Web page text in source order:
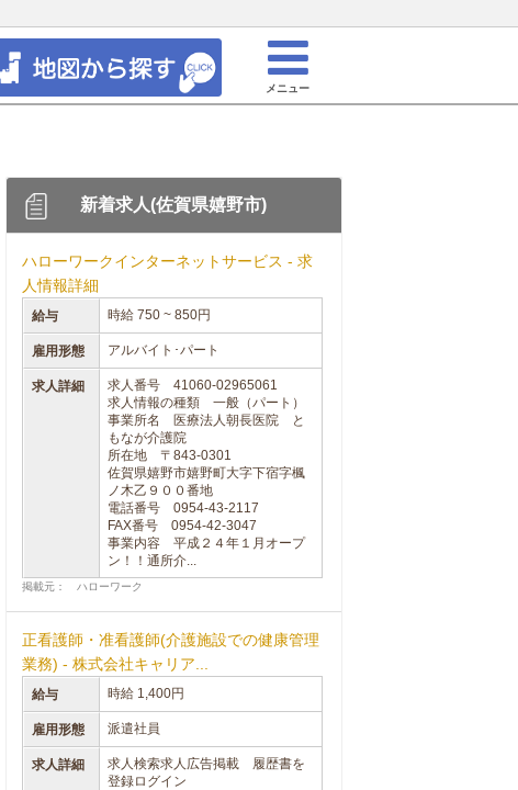
メニュー
新着求人(佐賀県嬉野市)
ハローワークインターネットサービス - 求
人情報詳細
給与 時給 750 ~ 850円
雇用形態 アルバイト･パート
求人詳細
求人番号 41060-02965061
求人情報の種類 一般（パート）
事業所名 医療法人朝長医院 と
もなが介護院
所在地 〒843-0301
佐賀県嬉野市嬉野町大字下宿字楓
ノ木乙９００番地
電話番号 0954-43-2117
FAX番号 0954-42-3047
事業内容 平成２４年１月オープ
ン！！通所介...
掲載元： ハローワーク
正看護師・准看護師(介護施設での健康管理
業務) - 株式会社キャリア...
給与 時給 1,400円
雇用形態 派遣社員
求人詳細
求人検索求人広告掲載 履歴書を
登録ログイン